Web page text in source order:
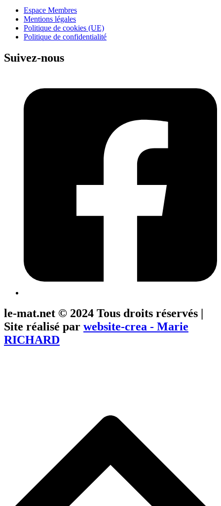
Espace Membres
Mentions légales
Politique de cookies (UE)
Politique de confidentialité
Suivez-nous
le-mat.net © 2024 Tous droits réservés |
Site réalisé par website-crea - Marie
RICHARD